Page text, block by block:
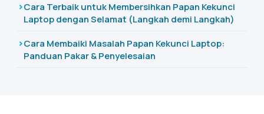
Cara Terbaik untuk Membersihkan Papan Kekunci
Laptop dengan Selamat (Langkah demi Langkah)
Cara Membaiki Masalah Papan Kekunci Laptop:
Panduan Pakar & Penyelesaian